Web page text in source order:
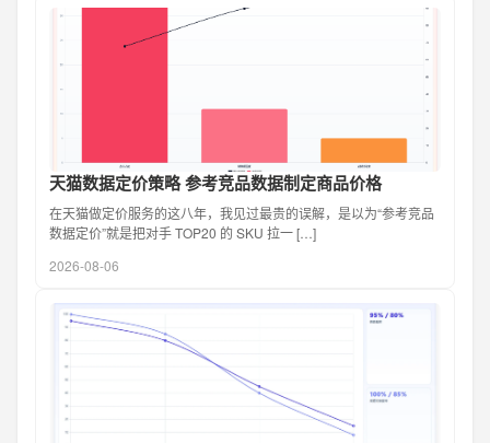
天猫数据定价策略 参考竞品数据制定商品价格
在天猫做定价服务的这八年，我见过最贵的误解，是以为“参考竞品
数据定价”就是把对手 TOP20 的 SKU 拉一 […]
2026-08-06